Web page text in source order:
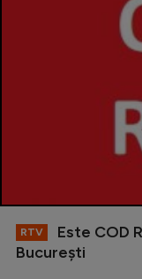
RTV
Este COD
Bucureşti